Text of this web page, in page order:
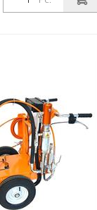
машина для
на крутих
P-G - це проста,
машина
розміток в
поршневим
двигун: - Модель
к.с. - Ручний